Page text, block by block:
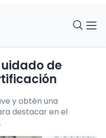
de
y obtén una
destacar en el